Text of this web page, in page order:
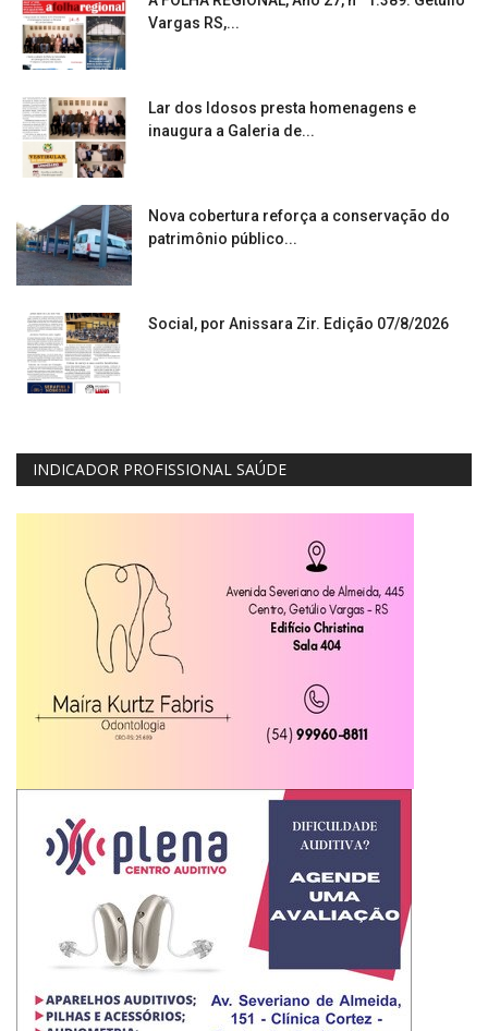
Vargas RS,...
Lar dos Idosos presta homenagens e
inaugura a Galeria de...
Nova cobertura reforça a conservação do
patrimônio público...
Social, por Anissara Zir. Edição 07/8/2026
INDICADOR PROFISSIONAL SAÚDE